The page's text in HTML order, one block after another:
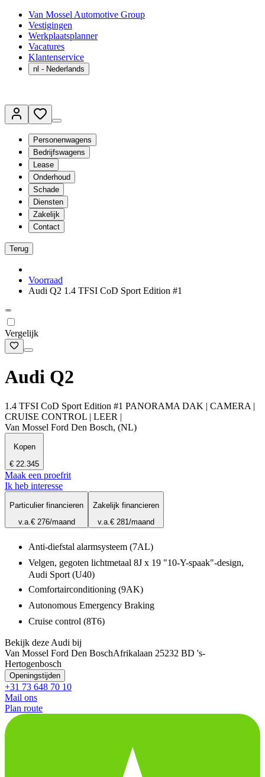
Van Mossel Automotive Group
Vestigingen
Werkplaatsplanner
Vacatures
Klantenservice
nl - Nederlands
Personenwagens
Bedrijfswagens
Lease
Onderhoud
Schade
Diensten
Zakelijk
Contact
Terug
Voorraad
Audi Q2 1.4 TFSI CoD Sport Edition #1
Vergelijk
Audi Q2
1.4 TFSI CoD Sport Edition #1 PANORAMA DAK | CAMERA |
CRUISE CONTROL | LEER |
Van Mossel Ford Den Bosch, (NL)
Kopen
€ 22.345
Maak een proefrit
Ik heb interesse
Particulier financieren
v.a.€ 276/maand
Zakelijk financieren
v.a.€ 281/maand
Anti-diefstal alarmsysteem (7AL)
Velgen, gegoten lichtmetaal 8J x 19 "10-Y-spaak"-design,
Audi Sport (U40)
Comfortairconditioning (9AK)
Autonomous Emergency Braking
Cruise control (8T6)
Bekijk deze Audi bij
Van Mossel Ford Den BoschAfrikalaan 25232 BD 's-
Hertogenbosch
Openingstijden
+31 73 648 70 10
Mail ons
Plan route